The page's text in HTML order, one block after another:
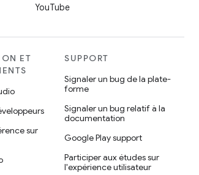
YouTube
ET
sur
SUPPORT
Signaler un bug de la plate-
forme
Signaler un bug relatif à la
documentation
Google Play support
Participer aux études sur
l'expérience utilisateur